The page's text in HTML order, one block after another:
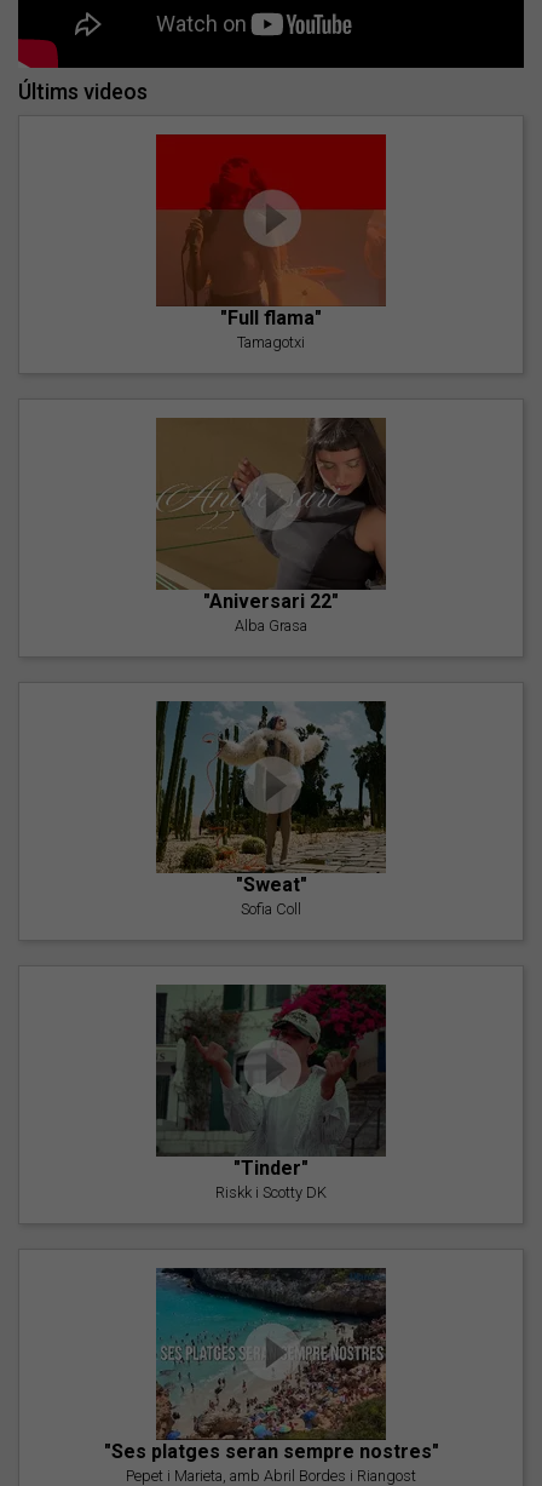
Últims videos
"Full flama"
Tamagotxi
"Aniversari 22"
Alba Grasa
"Sweat"
Sofia Coll
"Tinder"
Riskk i Scotty DK
"Ses platges seran sempre nostres"
Pepet i Marieta, amb Abril Bordes i Riangost